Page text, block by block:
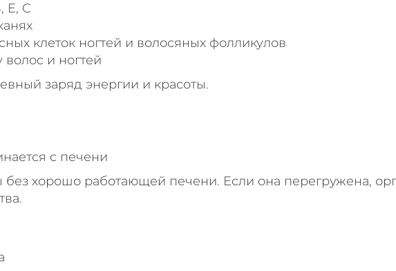
E, C
клеток ногтей и волосяных фолликулов
волос и ногтей
заряд энергии и красоты.
с печени
хорошо работающей печени. Если она перегружена,